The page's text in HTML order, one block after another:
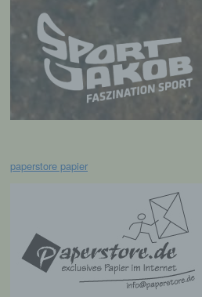
paperstore papier
Löschen oder die
d) Einschränkung der
Einschränkung der
Markierung gespeicherter
personenbezogener
Profiling ist jede Art der
Verarbeitung
darin besteht, dass diese
personenbezogenen
werden, um bestimmte
die sich auf eine